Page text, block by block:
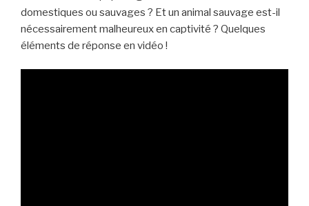
domestiques ou sauvages ? Et un animal sauvage est-il
nécessairement malheureux en captivité ? Quelques
éléments de réponse en vidéo !